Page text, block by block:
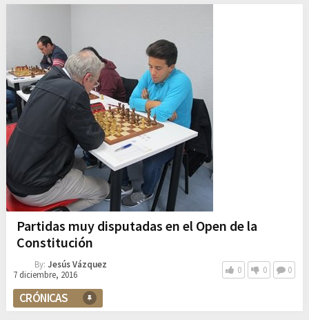
Partidas muy disputadas en el Open de la
Constitución
By: Jesús Vázquez
7 diciembre, 2016
0 0 0
CRÓNICAS